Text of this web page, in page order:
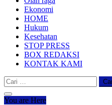
Ekonomi
HOME
Hukum
Kesehatan
STOP PRESS
BOX REDAKSI
KONTAK KAMI
Cari
untuk:
You are Here